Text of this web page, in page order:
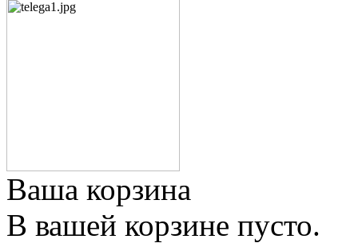
Ваша корзина
В вашей корзине пусто.